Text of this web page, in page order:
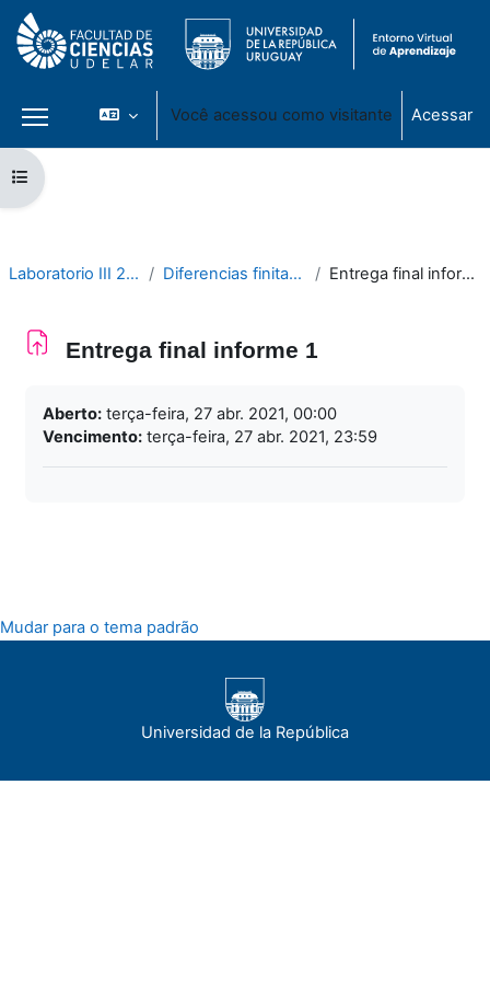
Ir para o conteúdo principal
Painel lateral
Você acessou como visitante Acessar
Abrir índice do curso
Laboratorio III 2021 Diferencias finitas 1D Entrega final informe 1
Entrega final informe 1
Aberto: terça-feira, 27 abr. 2021, 00:00
Vencimento: terça-feira, 27 abr. 2021, 23:59
Mudar para o tema padrão
Universidad de la República